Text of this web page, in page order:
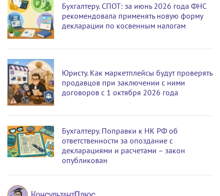
Бухгалтеру. СПОТ: за июнь 2026 года ФНС
рекомендовала применять новую форму
декларации по косвенным налогам
Юристу. Как маркетплейсы будут проверять
продавцов при заключении с ними
договоров с 1 октября 2026 года
Бухгалтеру. Поправки к НК РФ об
ответственности за опоздание с
декларациями и расчетами – закон
опубликован